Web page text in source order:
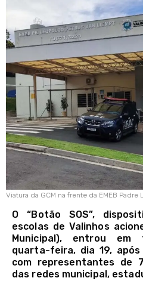
Viatura da GCM na frente da EMEB
O “Botão SOS”,
escolas de Valinhos
Municipal), entrou em
quarta-feira, dia 19,
com representantes de
das redes municipal,